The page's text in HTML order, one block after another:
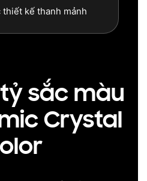
thiết kế thanh mảnh
tỷ sắc màu
Crystal